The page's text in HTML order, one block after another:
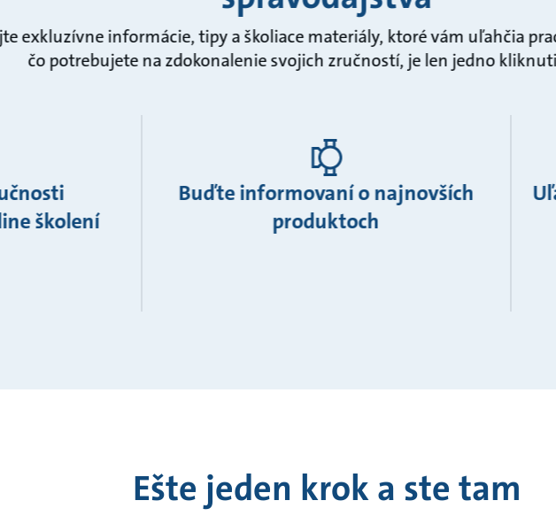
exkluzívne informácie, tipy a školiace materiály, ktoré vám uľahčia
čo potrebujete na zdokonalenie svojich zručností, je len jedno
školení
Buďte informovaní o najnovších
produktoch
Ešte jeden krok a ste tam